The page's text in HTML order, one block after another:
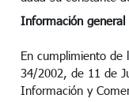
Información general
En cumplimiento de
34/2002, de 11 de
Información y